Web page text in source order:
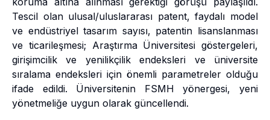
Tescil olan ulusal/uluslararası patent, faydalı model
ve endüstriyel tasarım sayısı, patentin lisanslanması
ve ticarileşmesi; Araştırma Üniversitesi göstergeleri,
girişimcilik ve yenilikçilik endeksleri ve üniversite
sıralama endeksleri için önemli parametreler olduğu
ifade edildi. Üniversitenin FSMH yönergesi, yeni
yönetmeliğe uygun olarak güncellendi.